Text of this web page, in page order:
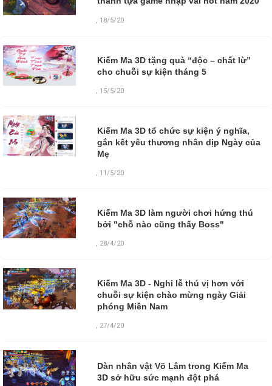
18/5/20
Kiếm Ma 3D tặng quà “độc – chất lừ”
cho chuỗi sự kiện tháng 5
, 15/5/20
Kiếm Ma 3D tổ chức sự kiện ý nghĩa,
gắn kết yêu thương nhân dịp Ngày của
Mẹ
, 11/5/20
Kiếm Ma 3D làm người chơi hứng thú
bởi "chỗ nào cũng thấy Boss"
, 28/4/20
Kiếm Ma 3D - Nghỉ lễ thú vị hơn với
chuỗi sự kiện chào mừng ngày Giải
phóng Miền Nam
, 27/4/20
Dàn nhân vật Võ Lâm trong Kiếm Ma
3D sở hữu sức mạnh đột phá